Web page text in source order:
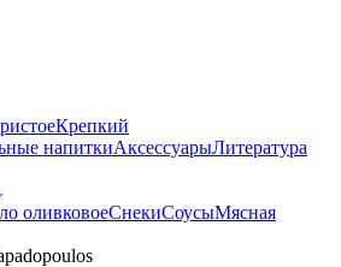
Крепкий
напиткиАксессуарыЛитература
оливковоеСнекиСоусыМясная